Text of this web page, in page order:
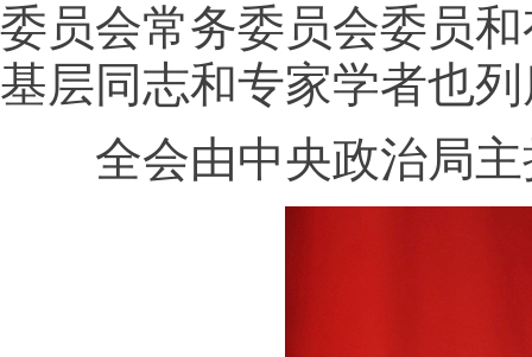
委员会常务委员会委员
基层同志和专家学者也
全会由中央政治局主